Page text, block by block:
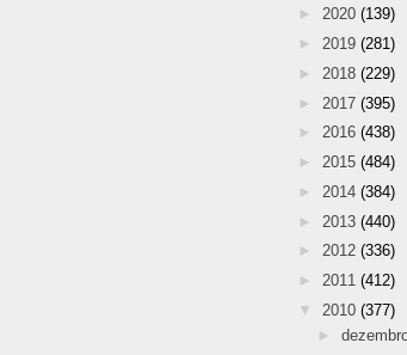
► 2020 (139)
► 2019 (281)
► 2018 (229)
► 2017 (395)
► 2016 (438)
► 2015 (484)
► 2014 (384)
► 2013 (440)
► 2012 (336)
► 2011 (412)
▼ 2010 (377)
►